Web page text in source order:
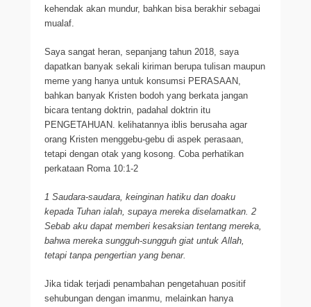
kehendak akan mundur, bahkan bisa berakhir sebagai
mualaf.
Saya sangat heran, sepanjang tahun 2018, saya
dapatkan banyak sekali kiriman berupa tulisan maupun
meme yang hanya untuk konsumsi PERASAAN,
bahkan banyak Kristen bodoh yang berkata jangan
bicara tentang doktrin, padahal doktrin itu
PENGETAHUAN. kelihatannya iblis berusaha agar
orang Kristen menggebu-gebu di aspek perasaan,
tetapi dengan otak yang kosong. Coba perhatikan
perkataan Roma 10:1-2
1 Saudara-saudara, keinginan hatiku dan doaku
kepada Tuhan ialah, supaya mereka diselamatkan. 2
Sebab aku dapat memberi kesaksian tentang mereka,
bahwa mereka sungguh-sungguh giat untuk Allah,
tetapi tanpa pengertian yang benar.
Jika tidak terjadi penambahan pengetahuan positif
sehubungan dengan imanmu, melainkan hanya